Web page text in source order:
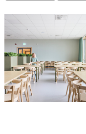
Logga in / Registrera dig
Hitta din säljare
Kontakta Lekolar